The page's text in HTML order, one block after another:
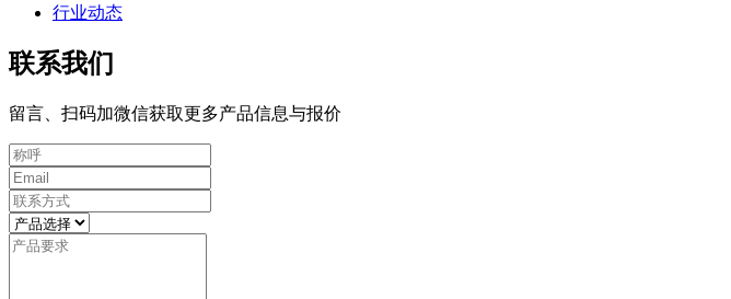
行业动态
联系我们
留言、扫码加微信获取更多产品信息与报价